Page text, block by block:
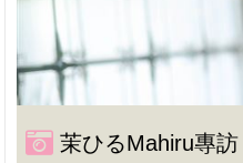
茉ひるMahiru專訪